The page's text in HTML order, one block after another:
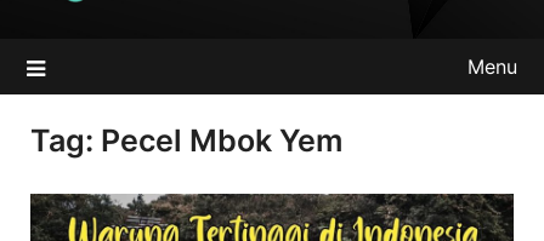
Menu
Tag: Pecel Mbok Yem